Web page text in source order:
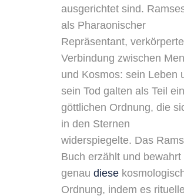
ausgerichtet sind.
als Pharaonischer
Repräsentant,
Verbindung zwischen
und Kosmos: sein Leben
sein Tod galten als Teil
göttlichen Ordnung, die
in den Sternen
widerspiegelte. Das
Buch erzählt und bewahrt
genau diese
Ordnung, indem es rituelle